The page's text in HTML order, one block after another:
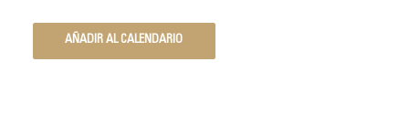
AÑADIR AL CALENDARIO